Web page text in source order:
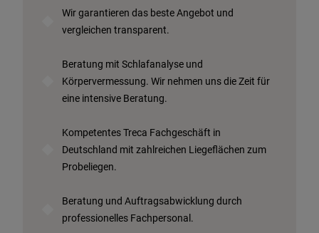
Probeschlafen im Hotel
Wir garantieren das beste Angebot und
vergleichen transparent.
Beratung mit Schlafanalyse und
Körpervermessung. Wir nehmen uns die Zeit für
eine intensive Beratung.
Kompetentes Treca Fachgeschäft in
Deutschland mit zahlreichen Liegeflächen zum
Probeliegen.
Beratung und Auftragsabwicklung durch
professionelles Fachpersonal.